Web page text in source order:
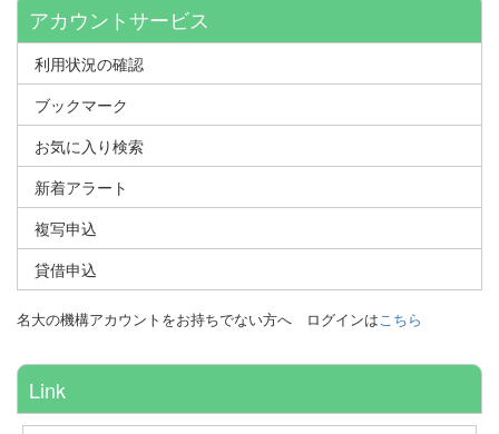
アカウントサービス
利用状況の確認
ブックマーク
お気に入り検索
新着アラート
複写申込
貸借申込
名大の機構アカウントをお持ちでない方へ ログインはこちら
Link